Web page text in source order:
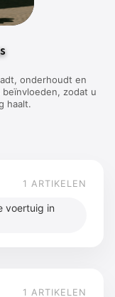
onderhoudt en
zodat u
haalt.
1 ARTIKELEN
voertuig in
1 ARTIKELEN